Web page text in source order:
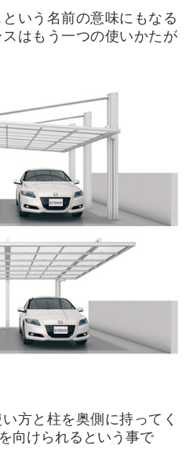
いう名前の意味にもなる
はもう一つの使いかたが
方と柱を奥側に持ってく
向けられるという事で